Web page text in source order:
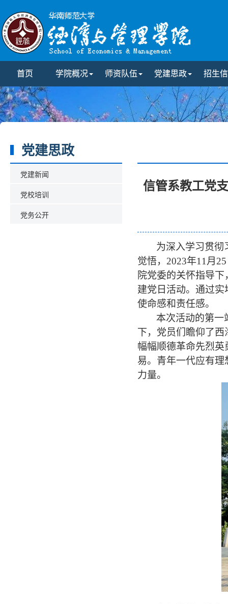
首页 学院概况 师资队伍 党建思政 招生
党建思政
党建新闻
党校培训
党务公开
信管系教工党
为深入学习贯彻
觉悟，2023年11月
院党委的关怀指导
建党日活动。通过
使命感和责任感。
本次活动的第一
下，党员们瞻仰了
幅幅顺德革命先烈
易。青年一代应有
力量。